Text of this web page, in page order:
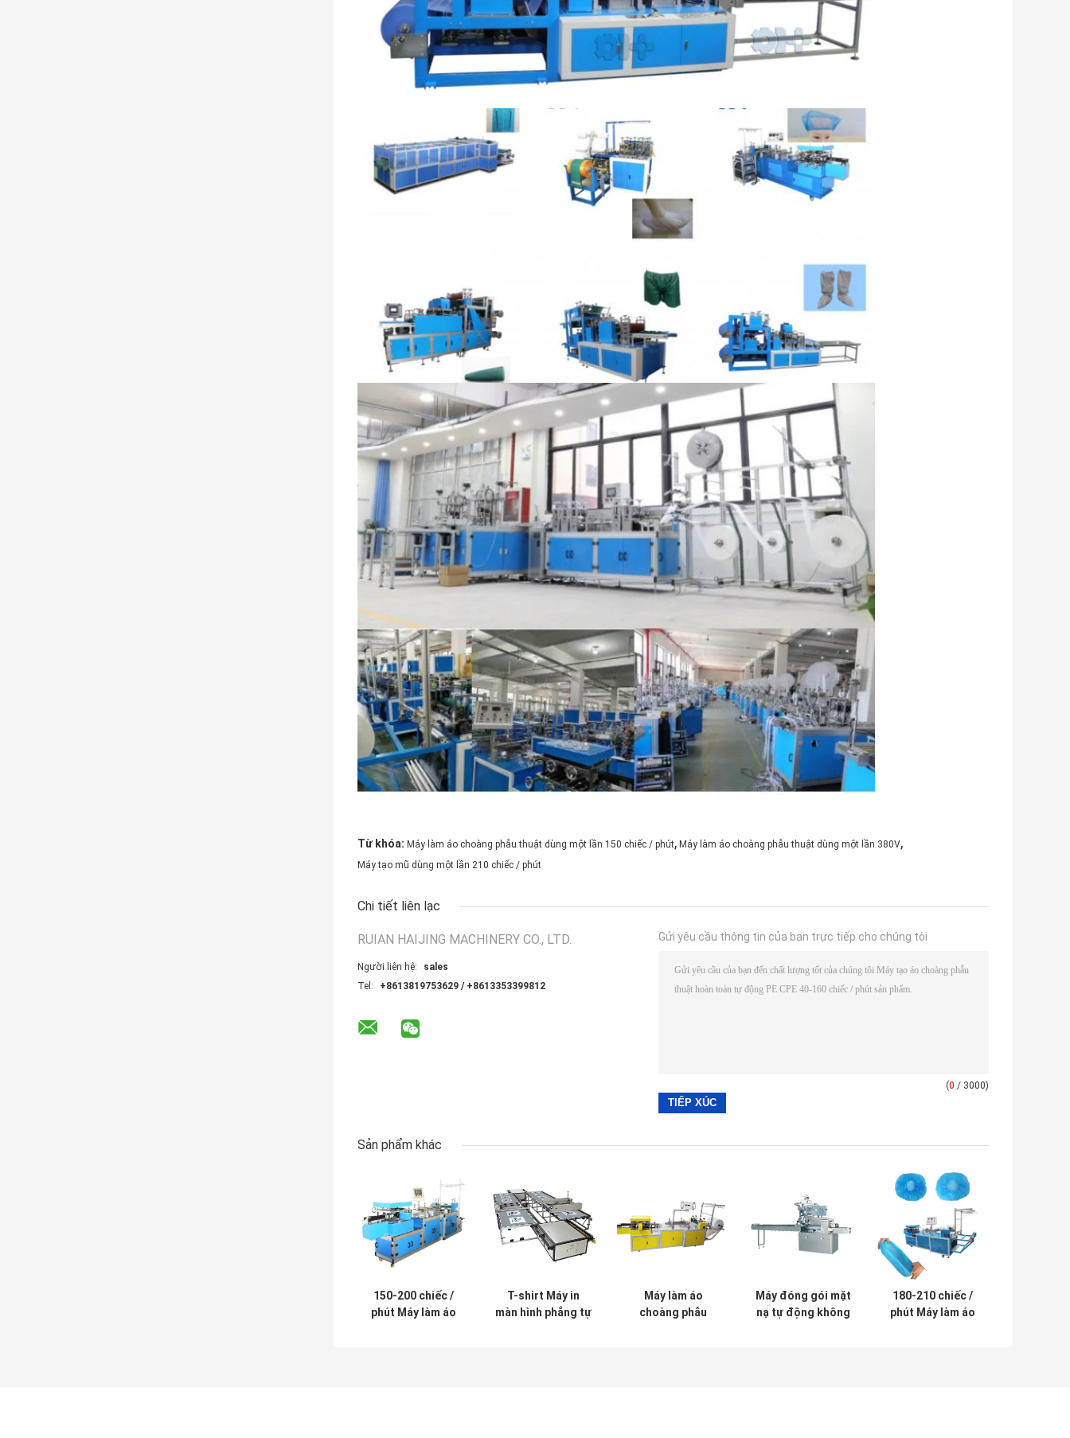
Từ khóa: Máy làm áo choàng phẫu thuật dùng một lần 150 chiếc / phút, Máy làm áo choàng phẫu thuật dùng một lần 380V,
Máy tạo mũ dùng một lần 210 chiếc / phút
Chi tiết liên lạc
RUIAN HAIJING MACHINERY CO., LTD.
Người liên hệ:
sales
Tel:
+8613819753629 / +8613353399812
Gửi yêu cầu thông tin của bạn trực tiếp cho chúng tôi
(0 / 3000)
Sản phẩm khác
150-200 chiếc /
phút Máy làm áo
T-shirt Máy in
màn hình phẳng tự
Máy làm áo
choàng phẫu
Máy đóng gói mặt
nạ tự động không
180-210 chiếc /
phút Máy làm áo